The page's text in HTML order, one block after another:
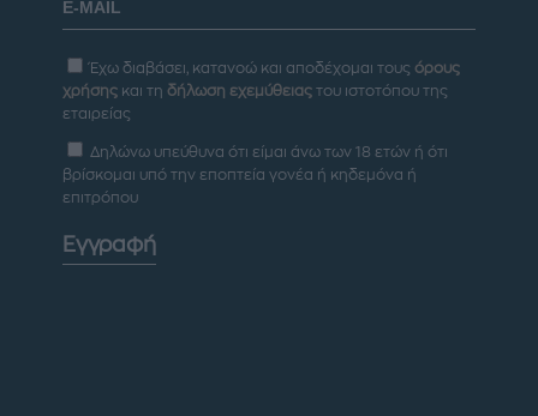
Έχω διαβάσει, κατανοώ και αποδέχομαι τους όρους
χρήσης και τη δήλωση εχεμύθειας του ιστοτόπου της
εταιρείας
Δηλώνω υπεύθυνα ότι είμαι άνω των 18 ετών ή ότι
βρίσκομαι υπό την εποπτεία γονέα ή κηδεμόνα ή
επιτρόπου
Εγγραφή